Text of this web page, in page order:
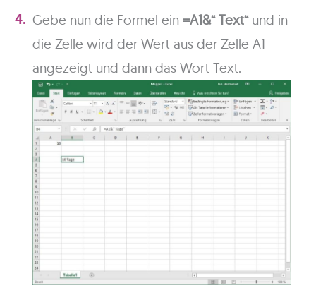
Gebe nun die Formel ein=A1&“ Text“ und in
die Zelle wird der Wert aus der Zelle A1
angezeigt und dann das Wort Text.